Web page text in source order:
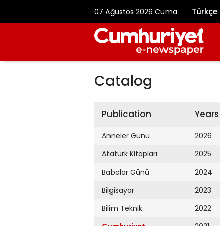
07 Ağustos 2026 Cuma Türkçe
Catalog
Publication
Anneler Günü
Atatürk Kitapları
Babalar Günü
Bilgisayar
Bilim Teknik
Years
2026
2025
2024
2023
2022